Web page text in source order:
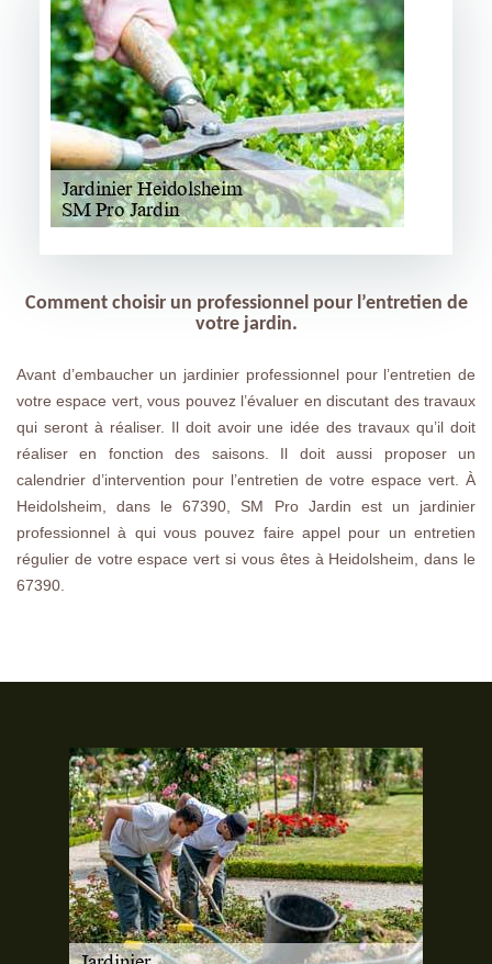
Comment choisir un professionnel pour l’entretien de
votre jardin.
Avant d’embaucher un jardinier professionnel pour l’entretien de
votre espace vert, vous pouvez l’évaluer en discutant des travaux
qui seront à réaliser. Il doit avoir une idée des travaux qu’il doit
réaliser en fonction des saisons. Il doit aussi proposer un
calendrier d’intervention pour l’entretien de votre espace vert. À
Heidolsheim, dans le 67390, SM Pro Jardin est un jardinier
professionnel à qui vous pouvez faire appel pour un entretien
régulier de votre espace vert si vous êtes à Heidolsheim, dans le
67390.